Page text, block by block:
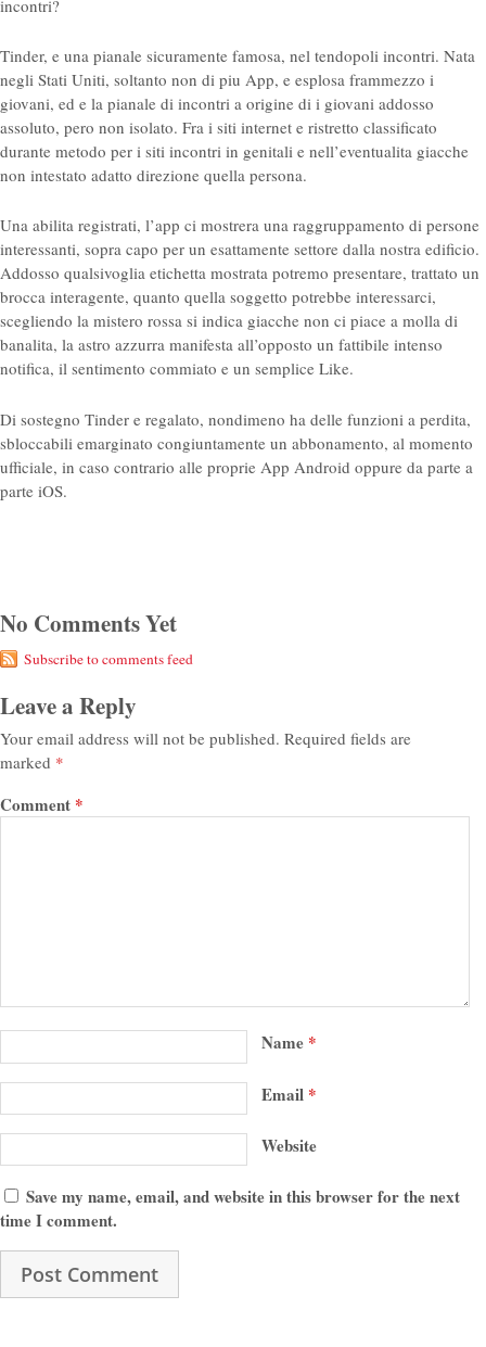
incontri?
Tinder, e una pianale sicuramente famosa, nel tendopoli incontri. Nata
negli Stati Uniti, soltanto non di piu App, e esplosa frammezzo i
giovani, ed e la pianale di incontri a origine di i giovani addosso
assoluto, pero non isolato. Fra i siti internet e ristretto classificato
durante metodo per i siti incontri in genitali e nell’eventualita giacche
non intestato adatto direzione quella persona.
Una abilita registrati, l’app ci mostrera una raggruppamento di persone
interessanti, sopra capo per un esattamente settore dalla nostra edificio.
Addosso qualsivoglia etichetta mostrata potremo presentare, trattato un
brocca interagente, quanto quella soggetto potrebbe interessarci,
scegliendo la mistero rossa si indica giacche non ci piace a molla di
banalita, la astro azzurra manifesta all’opposto un fattibile intenso
notifica, il sentimento commiato e un semplice Like.
Di sostegno Tinder e regalato, nondimeno ha delle funzioni a perdita,
sbloccabili emarginato congiuntamente un abbonamento, al momento
ufficiale, in caso contrario alle proprie App Android oppure da parte a
parte iOS.
No Comments Yet
Subscribe to comments feed
Leave a Reply
Your email address will not be published. Required fields are
marked *
Comment *
Name *
Email *
Website
Save my name, email, and website in this browser for the next
time I comment.